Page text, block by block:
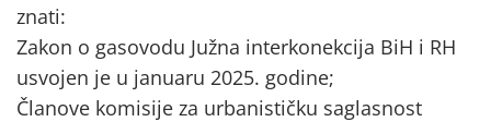
znati:
Zakon o gasovodu Južna interkonekcija BiH i RH
usvojen je u januaru 2025. godine;
Članove komisije za urbanističku saglasnost